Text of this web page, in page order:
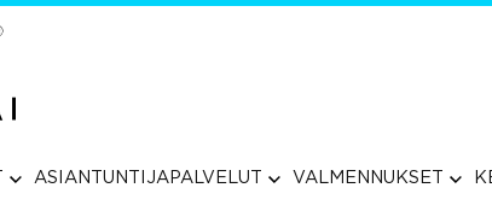
ASIANTUNTIJAPALVELUT VALMENNUKSET